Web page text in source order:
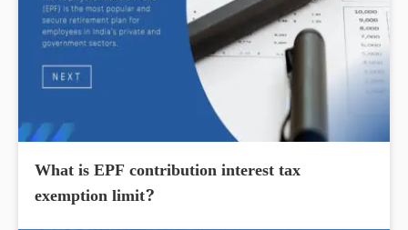
What is EPF contribution interest tax
exemption limit?